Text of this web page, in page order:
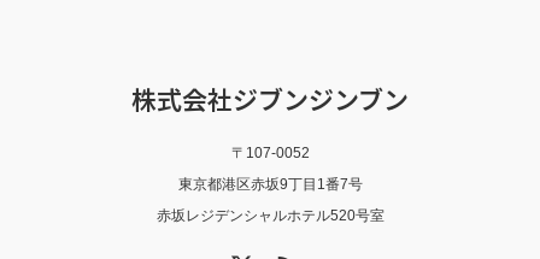
株式会社ジブンジンブン
〒107-0052
東京都港区赤坂9丁目1番7号
赤坂レジデンシャルホテル520号室